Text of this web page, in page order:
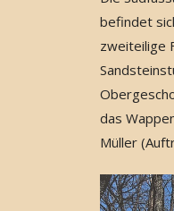
befindet
zweiteilige
das
Müller